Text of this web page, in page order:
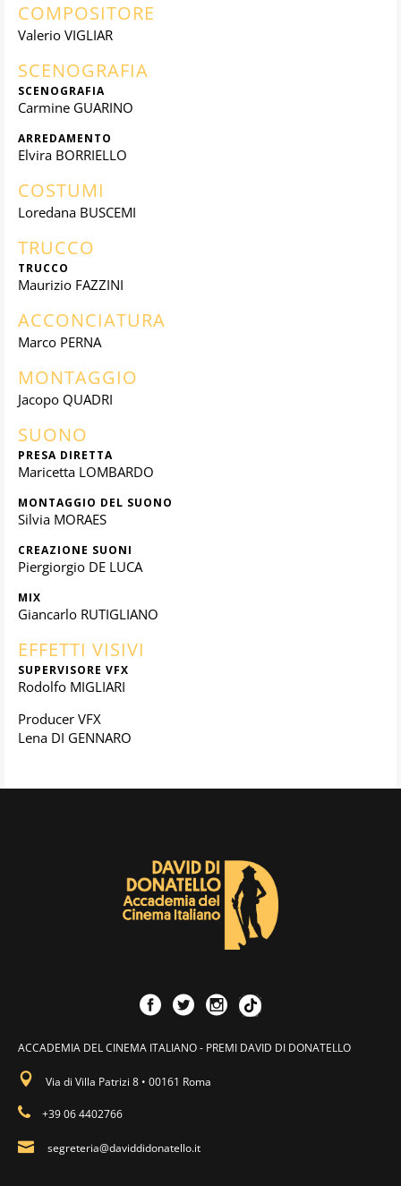
COMPOSITORE
Valerio VIGLIAR
SCENOGRAFIA
SCENOGRAFIA
Carmine GUARINO
ARREDAMENTO
Elvira BORRIELLO
COSTUMI
Loredana BUSCEMI
TRUCCO
TRUCCO
Maurizio FAZZINI
ACCONCIATURA
Marco PERNA
MONTAGGIO
Jacopo QUADRI
SUONO
PRESA DIRETTA
Maricetta LOMBARDO
MONTAGGIO DEL SUONO
Silvia MORAES
CREAZIONE SUONI
Piergiorgio DE LUCA
MIX
Giancarlo RUTIGLIANO
EFFETTI VISIVI
SUPERVISORE VFX
Rodolfo MIGLIARI
Producer VFX
Lena DI GENNARO
ACCADEMIA DEL CINEMA ITALIANO - PREMI DAVID DI DONATELLO
Via di Villa Patrizi 8 • 00161 Roma
+39 06 4402766
segreteria@daviddidonatello.it